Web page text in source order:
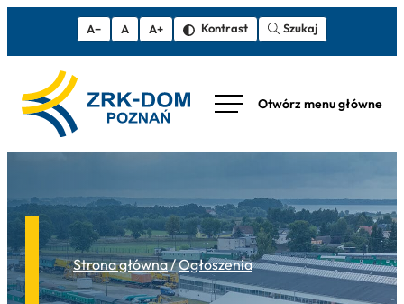
A− A A+ Kontrast Szukaj
Strona główna/Ogłoszenia